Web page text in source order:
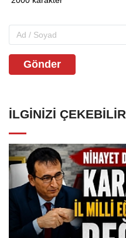
Gönder
İLGINIZI ÇEKEBILIR